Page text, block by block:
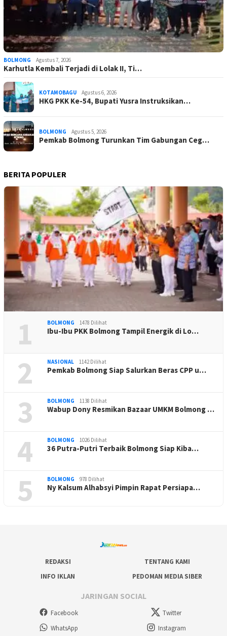
BOLMONG Agustus 7, 2026
Karhutla Kembali Terjadi di Lolak II, Ti…
KOTAMOBAGU Agustus 6, 2026
HKG PKK Ke-54, Bupati Yusra Instruksikan…
BOLMONG Agustus 5, 2026
Pemkab Bolmong Turunkan Tim Gabungan Ceg…
BERITA POPULER
1 BOLMONG 1478 Dilihat
Ibu-Ibu PKK Bolmong Tampil Energik di Lo…
2 NASIONAL 1142 Dilihat
Pemkab Bolmong Siap Salurkan Beras CPP u…
3 BOLMONG 1138 Dilihat
Wabup Dony Resmikan Bazaar UMKM Bolmong …
4 BOLMONG 1026 Dilihat
36 Putra-Putri Terbaik Bolmong Siap Kiba…
5 BOLMONG 978 Dilihat
Ny Kalsum Alhabsyi Pimpin Rapat Persiapa…
REDAKSI
TENTANG KAMI
INFO IKLAN
PEDOMAN MEDIA SIBER
JARINGAN SOCIAL
Facebook
Twitter
WhatsApp
Instagram